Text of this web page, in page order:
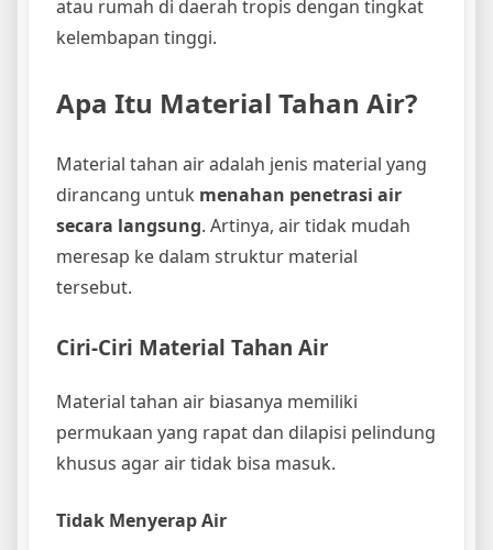
atau rumah di daerah tropis dengan tingkat
kelembapan tinggi.
Apa Itu Material Tahan Air?
Material tahan air adalah jenis material yang
dirancang untuk menahan penetrasi air
secara langsung. Artinya, air tidak mudah
meresap ke dalam struktur material
tersebut.
Ciri-Ciri Material Tahan Air
Material tahan air biasanya memiliki
permukaan yang rapat dan dilapisi pelindung
khusus agar air tidak bisa masuk.
Tidak Menyerap Air